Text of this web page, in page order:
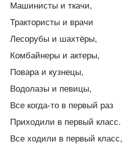
Машинисты и ткачи,
Трактористы и врачи
Лесорубы и шахтёры,
Комбайнеры и актеры,
Повара и кузнецы,
Водолазы и певицы,
Все когда-то в первый раз
Приходили в первый класс.
Все ходили в первый класс,